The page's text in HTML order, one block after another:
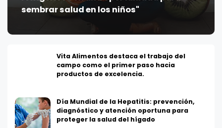
sembrar salud en los niños"
Vita Alimentos destaca el trabajo del
campo como el primer paso hacia
productos de excelencia.
Día Mundial de la Hepatitis: prevención,
diagnóstico y atención oportuna para
proteger la salud del hígado